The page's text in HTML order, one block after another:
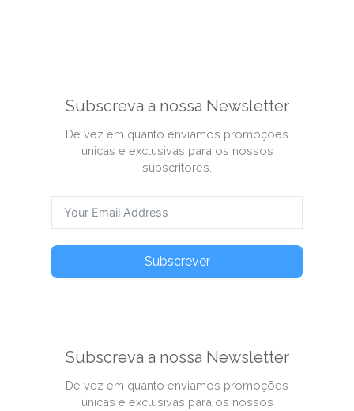
Subscreva a nossa Newsletter
De vez em quanto enviamos promoções
únicas e exclusivas para os nossos
subscritores.
Subscrever
Subscreva a nossa Newsletter
De vez em quanto enviamos promoções
únicas e exclusivas para os nossos